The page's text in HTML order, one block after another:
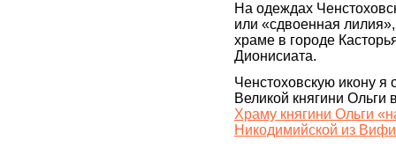
На одеждах
или «сдвоенная
храме в городе
Дионисиата.
Ченстоховскую икону
Великой княгини Ольги
Храму княгини Ольги
Никодимийской из